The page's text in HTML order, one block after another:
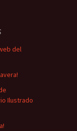
del
Ilustrado